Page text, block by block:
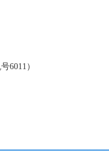
号6011 ）